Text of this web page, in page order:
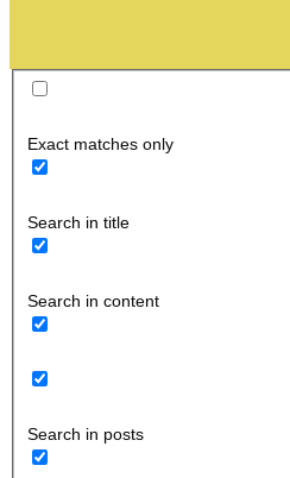
Exact matches only
Search in title
Search in content
Search in posts